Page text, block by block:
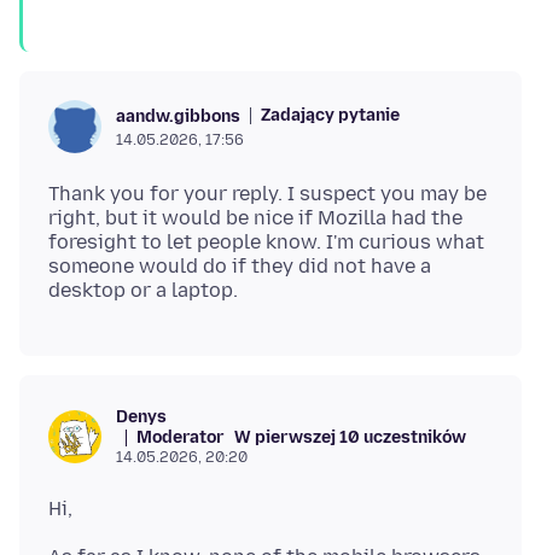
aandw.gibbons Zadający pytanie
14.05.2026, 17:56
Thank you for your reply. I suspect you may be
right, but it would be nice if Mozilla had the
foresight to let people know. I'm curious what
someone would do if they did not have a
Denys
Moderator W pierwszej 10 uczestników
14.05.2026, 20:20